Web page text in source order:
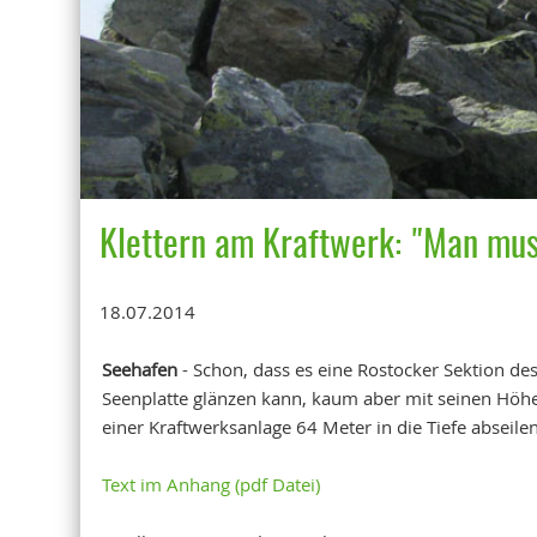
Klettern am Kraftwerk: "Man
18.07.2014
Seehafen - Schon, dass es eine Rostocker Sektion
Seenplatte glänzen kann, kaum aber mit seinen
einer Kraftwerksanlage 64 Meter in die Tiefe
Text im Anhang (pdf Datei)